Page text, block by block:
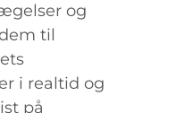
og
til
i realtid og
på